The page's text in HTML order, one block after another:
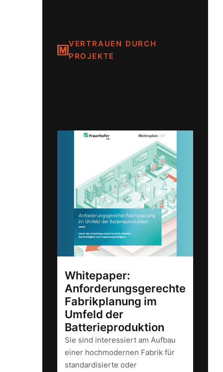
VERTRAUEN DURCH
PROJEKTE
Whitepaper:
Anforderungsgerechte
Fabrikplanung im
Umfeld der
Batterieproduktion
Sie sind interessiert am Aufbau
einer hochmodernen Fabrik für
standardisierte oder